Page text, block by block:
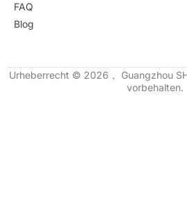
FAQ
Blog
Urheberrecht © 2026， Guangzhou
vorbehalten.